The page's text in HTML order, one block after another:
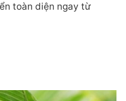
toàn diện ngay từ